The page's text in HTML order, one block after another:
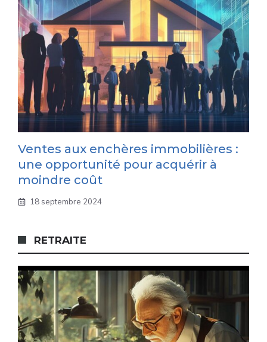
Ventes aux enchères immobilières :
une opportunité pour acquérir à
moindre coût
18 septembre 2024
RETRAITE